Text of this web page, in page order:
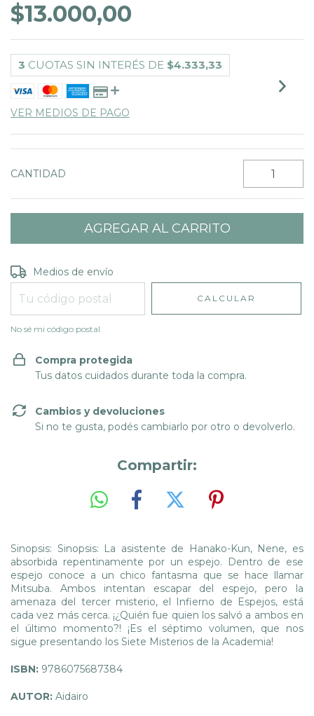
$13.000,00
3 CUOTAS SIN INTERÉS DE $4.333,33
VER MEDIOS DE PAGO
CANTIDAD
Entregas para el CP:
Medios de envío
CALCULAR
No sé mi código postal
Compra protegida
Tus datos cuidados durante toda la compra.
Cambios y devoluciones
Si no te gusta, podés cambiarlo por otro o devolverlo.
Compartir:
Sinopsis: Sinopsis: La asistente de Hanako-Kun, Nene, es
absorbida repentinamente por un espejo. Dentro de ese
espejo conoce a un chico fantasma que se hace llamar
Mitsuba. Ambos intentan escapar del espejo, pero la
amenaza del tercer misterio, el Infierno de Espejos, está
cada vez más cerca. ¡¿Quién fue quien los salvó a ambos en
el último momento?! ¡Es el séptimo volumen, que nos
sigue presentando los Siete Misterios de la Academia!
ISBN: 9786075687384
AUTOR: Aidairo